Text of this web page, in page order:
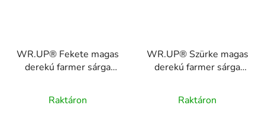
WR.UP® Fekete magas
derekú farmer sárga
WRUP1HC002ORG,
J7Y
Raktáron
WR.UP® Szürke magas
derekú farmer sárga
WRUP1HC002ORG,
J3Ytermék
Raktáron